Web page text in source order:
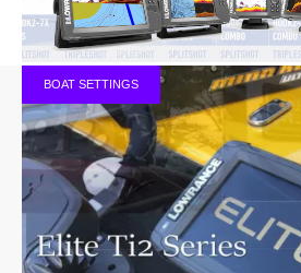
BOAT SETTINGS